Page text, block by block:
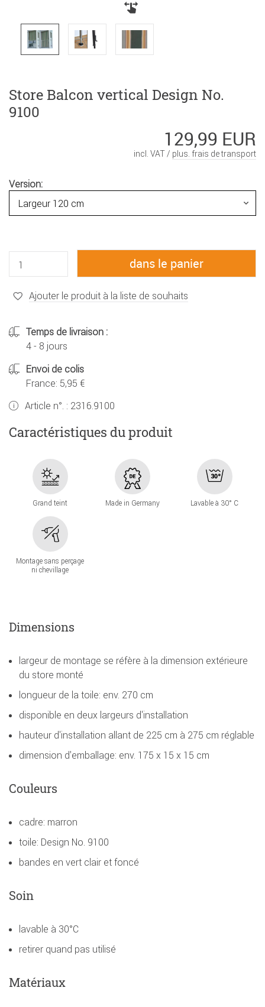
Store Balcon vertical Design No.
9100
129,99 EUR
incl. VAT / plus. frais de transport
Version:
Ajouter le produit à la liste de souhaits
Temps de livraison :
4 - 8 jours
Envoi de colis
France: 5,95 €
Article n°. : 2316.9100
Caractéristiques du produit
Grand teint Made in Germany Lavable à 30° C
Montage sans perçage
ni chevillage
Dimensions
largeur de montage se réfère à la dimension extérieure
du store monté
longueur de la toile: env. 270 cm
disponible en deux largeurs d'installation
hauteur d'installation allant de 225 cm à 275 cm réglable
dimension d'emballage: env. 175 x 15 x 15 cm
Couleurs
cadre: marron
toile: Design No. 9100
bandes en vert clair et foncé
Soin
lavable à 30°C
retirer quand pas utilisé
Matériaux